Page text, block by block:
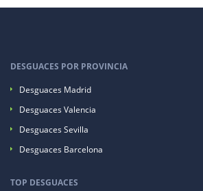
DESGUACES POR PROVINCIA
Desguaces Madrid
Desguaces Valencia
Desguaces Sevilla
Desguaces Barcelona
TOP DESGUACES